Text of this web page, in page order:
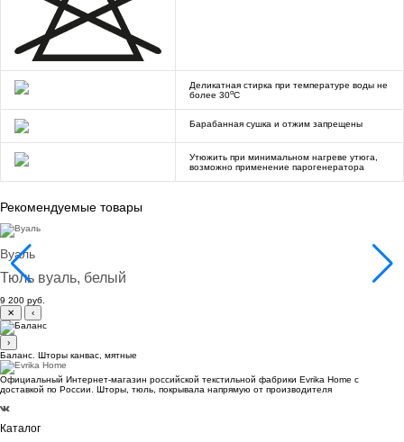
Деликатная стирка при температуре воды не
более 30oC
Барабанная сушка и отжим запрещены
Утюжить при минимальном нагреве утюга,
возможно применение парогенератора
Рекомендуемые товары
Вуаль
Тюль вуаль, белый
9 200 руб.
✕
‹
›
Баланс. Шторы канвас, мятные
Официальный Интернет-магазин российской текстильной фабрики Evrika Home c
доставкой по России. Шторы, тюль, покрывала напрямую от производителя
Каталог